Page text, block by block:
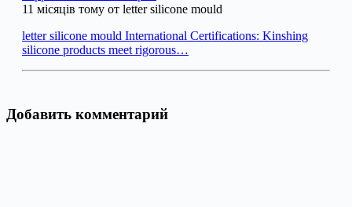
11 місяців тому от letter silicone mould
letter silicone mould International Certifications: Kinshing
silicone products meet rigorous…
Добавить комментарий